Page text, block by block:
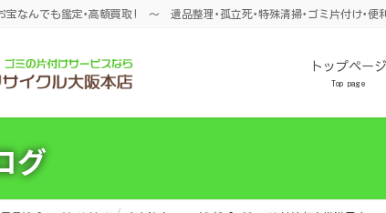
なんでも鑑定･高額買取! ～ 遺品整理･孤立死･特殊清掃･ゴミ片付け･便
トップページ
Top page
グ